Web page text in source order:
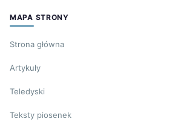
MAPA STRONY
Strona główna
Artykuły
Teledyski
Teksty piosenek